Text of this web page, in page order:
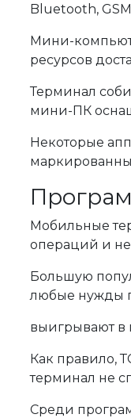
Bluetooth,
Мини-
ресурсов
Терминал
мини-ПК
Некоторые
Мобильные
операций и
Большую
любые нужды
выигрывают в
Как правило,
терминал не
Среди